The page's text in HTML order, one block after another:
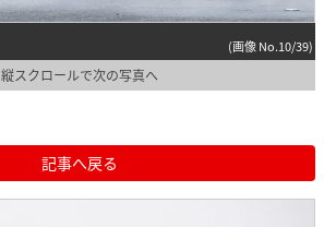
(画像 No.10/39)
縦スクロールで次の写真へ
記事へ戻る